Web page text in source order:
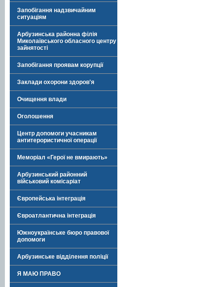
Запобігання надзвичайним
ситуаціям
Арбузинська районна філія
Миколаївського обласного центру
зайнятості
Запобігання проявам корупції
Заклади охорони здоров'я
Очищення влади
Оголошення
Центр допомоги учасникам
антитерористичної операції
Меморіал «Герої не вмирають»
Арбузинський районний
військовий комісаріат
Європейська інтеграція
Євроатлантична інтеграція
Южноукраїнське бюро правової
допомоги
Арбузинське відділення поліції
Я МАЮ ПРАВО